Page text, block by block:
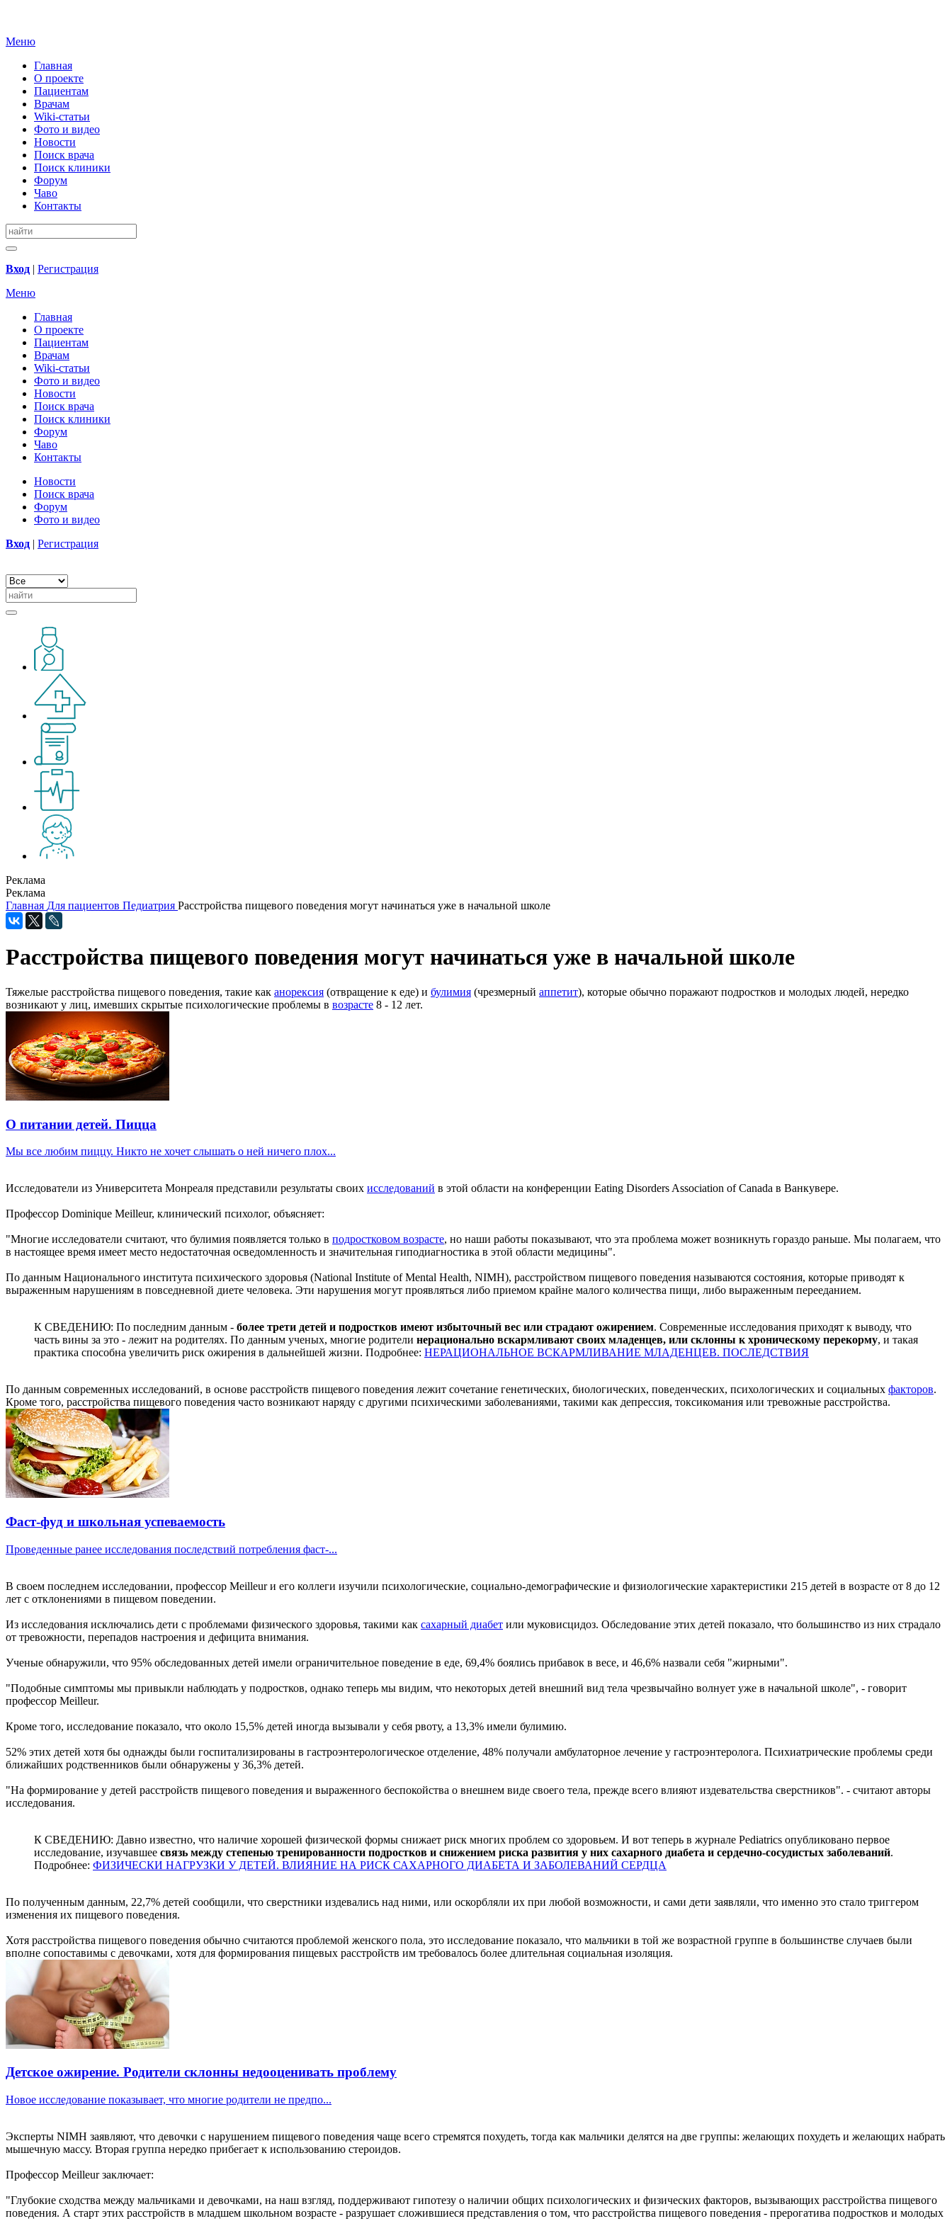
Меню
Главная
О проекте
Пациентам
Врачам
Wiki-статьи
Фото и видео
Новости
Поиск врача
Поиск клиники
Форум
Чаво
Контакты
Вход | Регистрация
Меню
Главная
О проекте
Пациентам
Врачам
Wiki-статьи
Фото и видео
Новости
Поиск врача
Поиск клиники
Форум
Чаво
Контакты
Новости
Поиск врача
Форум
Фото и видео
Вход | Регистрация
Реклама
Реклама
Главная Для пациентов Педиатрия Расстройства пищевого поведения могут начинаться уже в начальной школе
Расстройства пищевого поведения могут начинаться уже в начальной школе
Тяжелые расстройства пищевого поведения, такие как анорексия (отвращение к еде) и булимия (чрезмерный аппетит), которые обычно поражают подростков и молодых людей, нередко
возникают у лиц, имевших скрытые психологические проблемы в возрасте 8 - 12 лет.
О питании детей. Пицца
Мы все любим пиццу. Никто не хочет слышать о ней ничего плох...
Исследователи из Университета Монреаля представили результаты своих исследований в этой области на конференции Eating Disorders Association of Canada в Ванкувере.
Профессор Dominique Meilleur, клинический психолог, объясняет:
"Многие исследователи считают, что булимия появляется только в подростковом возрасте, но наши работы показывают, что эта проблема может возникнуть гораздо раньше. Мы полагаем, что
в настоящее время имеет место недостаточная осведомленность и значительная гиподиагностика в этой области медицины".
По данным Национального института психического здоровья (National Institute of Mental Health, NIMH), расстройством пищевого поведения называются состояния, которые приводят к
выраженным нарушениям в повседневной диете человека. Эти нарушения могут проявляться либо приемом крайне малого количества пищи, либо выраженным перееданием.
К СВЕДЕНИЮ: По последним данным - более трети детей и подростков имеют избыточный вес или страдают ожирением. Современные исследования приходят к выводу, что
часть вины за это - лежит на родителях. По данным ученых, многие родители нерационально вскармливают своих младенцев, или склонны к хроническому перекорму, и такая
практика способна увеличить риск ожирения в дальнейшей жизни. Подробнее: НЕРАЦИОНАЛЬНОЕ ВСКАРМЛИВАНИЕ МЛАДЕНЦЕВ. ПОСЛЕДСТВИЯ
По данным современных исследований, в основе расстройств пищевого поведения лежит сочетание генетических, биологических, поведенческих, психологических и социальных факторов.
Кроме того, расстройства пищевого поведения часто возникают наряду с другими психическими заболеваниями, такими как депрессия, токсикомания или тревожные расстройства.
Фаст-фуд и школьная успеваемость
Проведенные ранее исследования последствий потребления фаст-...
В своем последнем исследовании, профессор Meilleur и его коллеги изучили психологические, социально-демографические и физиологические характеристики 215 детей в возрасте от 8 до 12
лет с отклонениями в пищевом поведении.
Из исследования исключались дети с проблемами физического здоровья, такими как сахарный диабет или муковисцидоз. Обследование этих детей показало, что большинство из них страдало
от тревожности, перепадов настроения и дефицита внимания.
Ученые обнаружили, что 95% обследованных детей имели ограничительное поведение в еде, 69,4% боялись прибавок в весе, и 46,6% назвали себя "жирными".
"Подобные симптомы мы привыкли наблюдать у подростков, однако теперь мы видим, что некоторых детей внешний вид тела чрезвычайно волнует уже в начальной школе", - говорит
профессор Meilleur.
Кроме того, исследование показало, что около 15,5% детей иногда вызывали у себя рвоту, а 13,3% имели булимию.
52% этих детей хотя бы однажды были госпитализированы в гастроэнтерологическое отделение, 48% получали амбулаторное лечение у гастроэнтеролога. Психиатрические проблемы среди
ближайших родственников были обнаружены у 36,3% детей.
"На формирование у детей расстройств пищевого поведения и выраженного беспокойства о внешнем виде своего тела, прежде всего влияют издевательства сверстников". - считают авторы
исследования.
К СВЕДЕНИЮ: Давно известно, что наличие хорошей физической формы снижает риск многих проблем со здоровьем. И вот теперь в журнале Pediatrics опубликовано первое
исследование, изучавшее связь между степенью тренированности подростков и снижением риска развития у них сахарного диабета и сердечно-сосудистых заболеваний.
Подробнее: ФИЗИЧЕСКИ НАГРУЗКИ У ДЕТЕЙ. ВЛИЯНИЕ НА РИСК САХАРНОГО ДИАБЕТА И ЗАБОЛЕВАНИЙ СЕРДЦА
По полученным данным, 22,7% детей сообщили, что сверстники издевались над ними, или оскорбляли их при любой возможности, и сами дети заявляли, что именно это стало триггером
изменения их пищевого поведения.
Хотя расстройства пищевого поведения обычно считаются проблемой женского пола, это исследование показало, что мальчики в той же возрастной группе в большинстве случаев были
вполне сопоставимы с девочками, хотя для формирования пищевых расстройств им требовалось более длительная социальная изоляция.
Детское ожирение. Родители склонны недооценивать проблему
Новое исследование показывает, что многие родители не предпо...
Эксперты NIMH заявляют, что девочки с нарушением пищевого поведения чаще всего стремятся похудеть, тогда как мальчики делятся на две группы: желающих похудеть и желающих набрать
мышечную массу. Вторая группа нередко прибегает к использованию стероидов.
Профессор Meilleur заключает:
"Глубокие сходства между мальчиками и девочками, на наш взгляд, поддерживают гипотезу о наличии общих психологических и физических факторов, вызывающих расстройства пищевого
поведения. А старт этих расстройств в младшем школьном возрасте - разрушает сложившиеся представления о том, что расстройства пищевого поведения - прерогатива подростков и молодых